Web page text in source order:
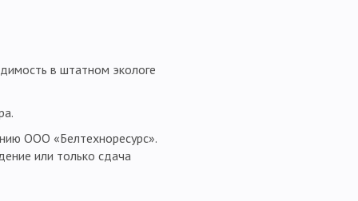
в штатном экологе
ООО «Белтехноресурс».
или только сдача